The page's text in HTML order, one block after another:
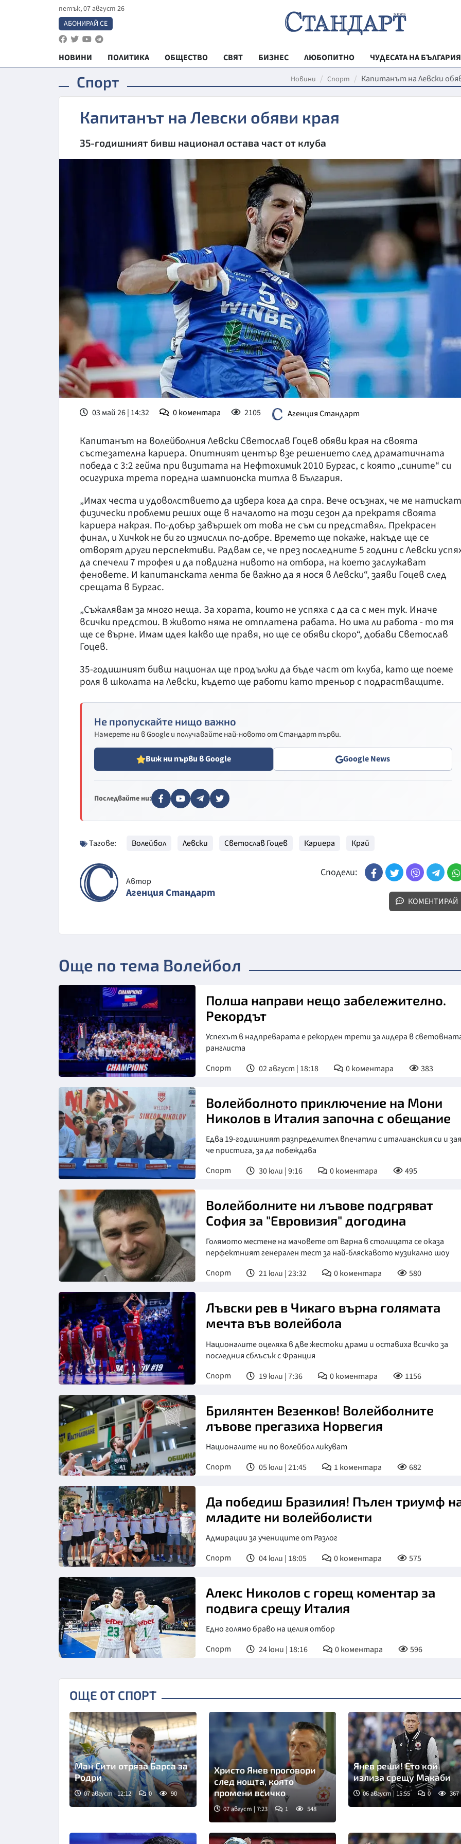
петък, 07 август 26
АБОНИРАЙ СЕ
НОВИНИ ПОЛИТИКА ОБЩЕСТВО СВЯТ БИЗНЕС ЛЮБОПИТНО
ЧУДЕСАТА НА БЪЛГАРИЯ
РЕГИОНАЛНИ
ВЕСТНИК
МОЯТ ГРАД
ТЕХНОЛОГИИ
ДА!НА
ПРАВОСЪДИЕ
КРИМИ
ОБЯВИ
ВОЙНАТА В
Спорт Новини Спорт Капитанът на Левски
Капитанът на Левски обяви края
35-годишният бивш национал остава част от клуба
03 май 26 | 14:32 0коментара 2105 Агенция Стандарт
Капитанът на волейболния Левски Светослав Гоцев обяви края на своята
състезателна кариера. Опитният център взе решението след драматичната
победа с 3:2 гейма при визитата на Нефтохимик 2010 Бургас, с която „сините“ си
осигуриха трета поредна шампионска титла в България.
„Имах честа и удоволствието да избера кога да спра. Вече осъзнах, че ме натискат
физически проблеми реших още в началото на този сезон да прекратя своята
кариера накрая. По-добър завършек от това не съм си представял. Прекрасен
финал, и Хичкок не би го измислил по-добре. Времето ще покаже, накъде ще се
отворят други перспективи. Радвам се, че през последните 5 години с Левски
да спечели 7 трофея и да повдигна нивото на отбора, на което заслужават
феновете. И капитанската лента бе важно да я нося в Левски“, заяви Гоцев след
срещата в Бургас.
„Съжалявам за много неща. За хората, които не успяха с да са с мен тук. Иначе
всички предстои. В живото няма не отплатена рабата. Но има ли работа - то тя
ще се върне. Имам идея какво ще правя, но ще се обяви скоро“, добави Светослав
Гоцев.
35-годишният бивш национал ще продължи да бъде част от клуба, като ще поеме
роля в школата на Левски, където ще работи като треньор с подрастващите.
Не пропускайте нищо важно
Намерете ни в Google и получавайте най-новото от Стандарт първи.
Виж ни първи в Google Google News
Последвайте ни:
Тагове: Волейбол Левски Светослав Гоцев Кариера Край
Автор
Агенция Стандарт
Сподели:
КОМЕНТИРАЙ
Още по тема Волейбол
Полша направи нещо забележително.
Рекордът
Успехът в надпреварата е рекорден трети за лидера в
ранглиста
Спорт
02 август | 18:18 0коментара 383
Волейболното приключение на Мони
Николов в Италия започна с обещание
Едва 19-годишният разпределител впечатли с италианския си и
че пристига, за да побеждава
Спорт
30 юли | 9:16 0коментара 495
Волейболните ни лъвове подгряват
София за "Евровизия" догодина
Голямото местене на мачовете от Варна в столицата се оказа
перфектният генерален тест за най-бляскавото музикално шоу
Спорт
21 юли | 23:32 0коментара 580
Снимка: БФ волейбол
Лъвски рев в Чикаго върна голямата
мечта във волейбола
Националите оцеляха в две жестоки драми и оставиха всичко за
последния сблъсък с Франция
Спорт
19 юли | 7:36 0коментара 1156
Брилянтен Везенков! Волейболните
лъвове прегазиха Норвегия
Националите ни по волейбол ликуват
Спорт
05 юли | 21:45 1 коментара 682
Да победиш Бразилия! Пълен триумф
младите ни волейболисти
Адмирации за учениците от Разлог
Спорт
04 юли | 18:05 0коментара 575
Алекс Николов с горещ коментар за
подвига срещу Италия
Едно голямо браво на целия отбор
Спорт
24 юни | 18:16 0коментара 596
ОЩЕ ОТ СПОРТ
Ман Сити отряза Барса за
Родри
07 август | 12:12 0 90
Снимка: БТА
Христо Янев проговори
след нощта, която
промени всичко
07 август | 7:23 1 548
Янев реши! Ето кой
излиза срещу Макаби
06 август | 15:55 0 367